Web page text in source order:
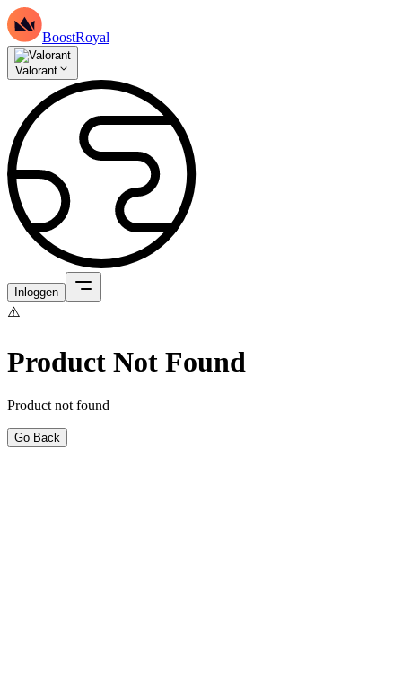
BoostRoyal
Valorant
Inloggen
⚠️
Product Not Found
Product not found
Go Back